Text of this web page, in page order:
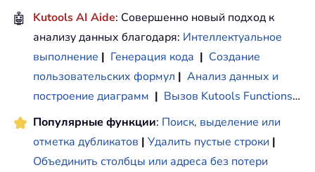
🤖 Kutools AI Aide: Совершенно новый подход к
анализу данных благодаря: Интеллектуальное
выполнение | Генерация кода | Создание
пользовательских формул | Анализ данных и
построение диаграмм | Вызов Kutools Functions…
Популярные функции: Поиск, выделение или
отметка дубликатов | Удалить пустые строки |
Объединить столбцы или адреса без потери